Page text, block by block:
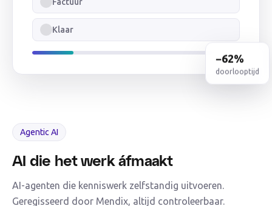
Klaar
−62%
doorlooptijd
Agentic AI
AI die het werk áfmaakt
AI-agenten die kenniswerk zelfstandig uitvoeren.
Geregisseerd door Mendix, altijd controleerbaar.